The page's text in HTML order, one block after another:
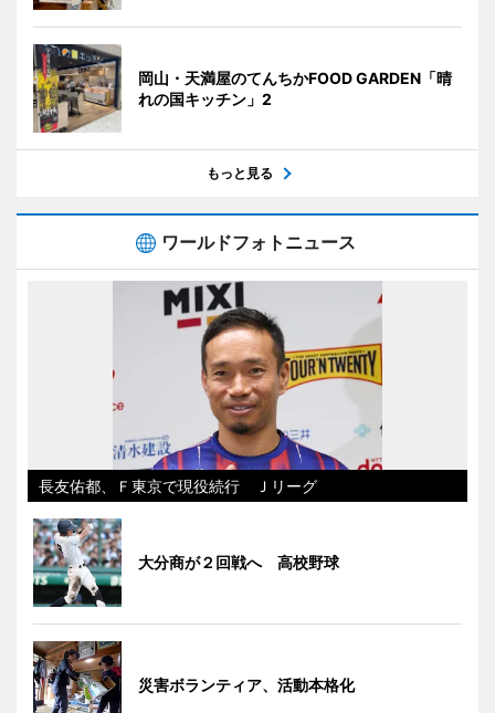
岡山・天満屋のてんちかFOOD GARDEN「晴
れの国キッチン」2
もっと見る
ワールドフォトニュース
長友佑都、Ｆ東京で現役続行 Ｊリーグ
大分商が２回戦へ 高校野球
災害ボランティア、活動本格化